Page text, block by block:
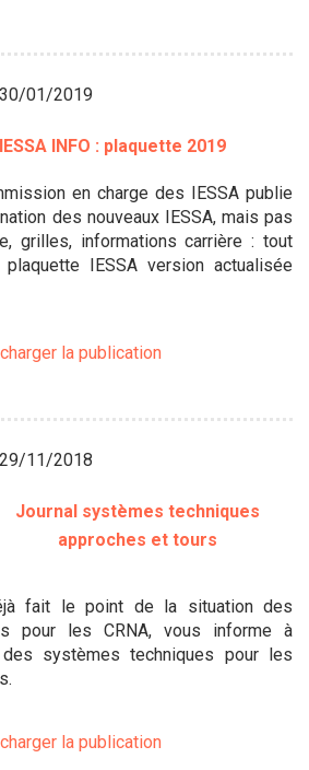
30/01/2019
IESSA INFO : plaquette 2019
en charge des IESSA publie
des nouveaux IESSA, mais pas
grilles, informations carrière : tout
IESSA version actualisée
la publication
29/11/2018
Journal systèmes techniques
approches et tours
fait le point de la situation des
pour les CRNA, vous informe à
systèmes techniques pour les
la publication